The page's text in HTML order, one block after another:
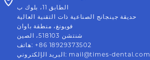
الطابق 11، بلوك ب
حديقة جينجانج الصناعية ذات التقنية العالية
فويونغ، منطقة باوان
شنتشن 518103، الصين
هاتف: +86 18929373502
البريد الإلكتروني: mail@times-dental.com